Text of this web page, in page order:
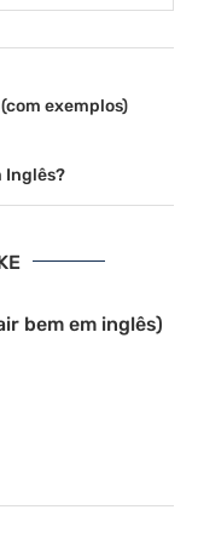
exemplos)
Inglês?
bem em inglês)